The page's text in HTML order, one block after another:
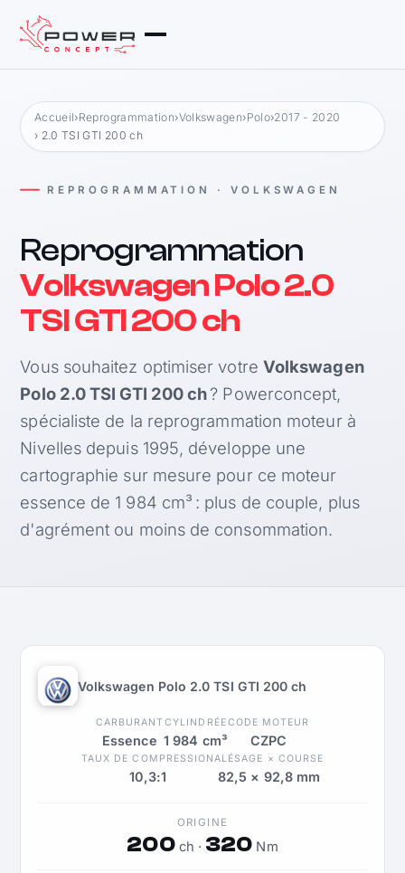
Accueil›Reprogrammation›Volkswagen›Polo›2017 - 2020
› 2.0 TSI GTI 200 ch
REPROGRAMMATION · VOLKSWAGEN
Reprogrammation
Volkswagen Polo 2.0
TSI GTI 200 ch
Vous souhaitez optimiser votre Volkswagen
Polo 2.0 TSI GTI 200 ch? Powerconcept,
spécialiste de la reprogrammation moteur à
Nivelles depuis 1995, développe une
cartographie sur mesure pour ce moteur
essence de 1 984 cm³ : plus de couple, plus
d'agrément ou moins de consommation.
Volkswagen Polo 2.0 TSI GTI 200 ch
CARBURANT
Essence
CYLINDRÉE
1 984 cm³
CODE MOTEUR
CZPC
TAUX DE COMPRESSION
10,3:1
ALÉSAGE × COURSE
82,5 × 92,8 mm
ORIGINE
200ch · 320 Nm